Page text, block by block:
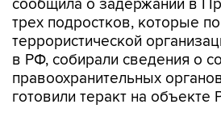
сообщила о задержании в
трех подростков, которые
террористической
в РФ, собирали сведения о
правоохранительных
готовили теракт на объекте